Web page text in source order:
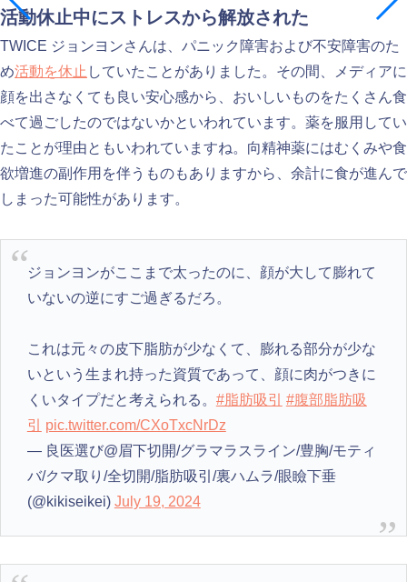
活動休止中にストレスから解放された
TWICE ジョンヨンさんは、パニック障害および不安障害のた
め活動を休止 していたことがありました。その間、メディアに
顔を出さなくても良い安心感から、おいしいものをたくさん食
べて過ごしたのではないかといわれています。薬を服用してい
たことが理由ともいわれていますね。向精神薬にはむくみや食
欲増進の副作用を伴うものもありますから、余計に食が進んで
しまった可能性があります。
ジョンヨンがここまで太ったのに、顔が大して膨れて
いないの逆にすご過ぎるだろ。
これは元々の皮下脂肪が少なくて、膨れる部分が少な
いという生まれ持った資質であって、顔に肉がつきに
くいタイプだと考えられる。 #脂肪吸引
#腹部脂肪吸
引
pic.twitter.com/CXoTxcNrDz
— 良医選び@眉下切開/グラマラスライン/豊胸/モティ
バ/クマ取り/全切開/脂肪吸引/裏ハムラ/眼瞼下垂
(@kikiseikei) July 19, 2024